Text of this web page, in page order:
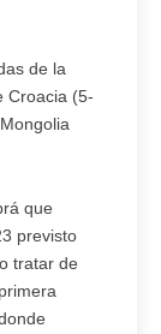
de la
Croacia (5-
que
previsto
tratar de